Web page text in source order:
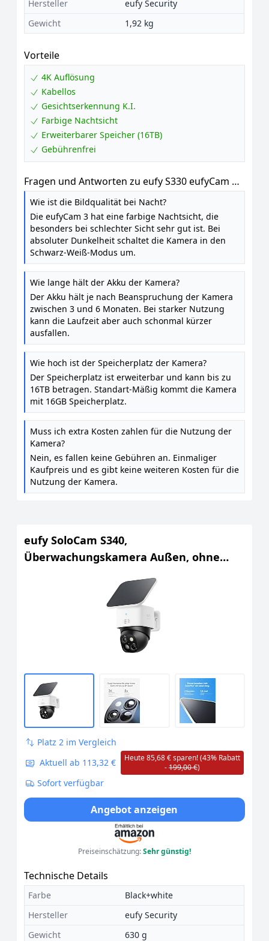
Hersteller
eufy Security
Gewicht
1,92 kg
Vorteile
4K Auflösung
Kabellos
Gesichtserkennung K.I.
Farbige Nachtsicht
Erweiterbarer Speicher (16TB)
Gebührenfrei
Fragen und Antworten zu eufy S330 eufyCam 3,
Überwachungskamera Außen, Farbnachtsicht,
ohne ABO
Wie ist die Bildqualität bei Nacht?
Die eufyCam 3 hat eine farbige Nachtsicht, die
besonders bei schlechter Sicht sehr gut ist. Bei
absoluter Dunkelheit schaltet die Kamera in den
Schwarz-Weiß-Modus um.
Wie lange hält der Akku der Kamera?
Der Akku hält je nach Beanspruchung der Kamera
zwischen 3 und 6 Monaten. Bei starker Nutzung
kann die Laufzeit aber auch schonmal kürzer
ausfallen.
Wie hoch ist der Speicherplatz der Kamera?
Der Speicherplatz ist erweiterbar und kann bis zu
16TB betragen. Standart-Mäßig kommt die Kamera
mit 16GB Speicherplatz.
Muss ich extra Kosten zahlen für die Nutzung der
Kamera?
Nein, es fallen keine Gebühren an. Einmaliger
Kaufpreis und es gibt keine weiteren Kosten für die
Nutzung der Kamera.
eufy SoloCam S340,
Überwachungskamera Außen, ohne
Platz 2 im Vergleich
Aktuell ab 113,32 €
Heute 85,68 € sparen! (43% Rabatt
-199,00 €)
Sofort verfügbar
Angebot anzeigen
Preiseinschätzung:Sehr günstig!
Technische Details
Farbe
Black+white
Hersteller
eufy Security
Gewicht
630 g